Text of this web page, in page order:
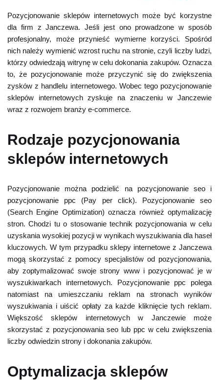
Pozycjonowanie sklepów internetowych może być korzystne
dla firm z Janczewa. Jeśli jest ono prowadzone w sposób
profesjonalny, może przynieść wymierne korzyści. Spośród
nich należy wymienić wzrost ruchu na stronie, czyli liczby ludzi,
którzy odwiedzają witrynę w celu dokonania zakupów. Oznacza
to, że pozycjonowanie może przyczynić się do zwiększenia
zysków z handlelu internetowego. Wobec tego pozycjonowanie
sklepów internetowych zyskuje na znaczeniu w Janczewie
wraz z rozwojem branży e-commerce.
Rodzaje pozycjonowania
sklepów internetowych
Pozycjonowanie można podzielić na pozycjonowanie seo i
pozycjonowanie ppc (Pay per click). Pozycjonowanie seo
(Search Engine Optimization) oznacza również optymalizację
stron. Chodzi tu o stosowanie technik pozycjonowania w celu
uzyskania wysokiej pozycji w wynikach wyszukiwania dla haseł
kluczowych. W tym przypadku sklepy internetowe z Janczewa
mogą skorzystać z pomocy specjalistów od pozycjonowania,
aby zoptymalizować swoje strony www i pozycjonować je w
wyszukiwarkach internetowych. Pozycjonowanie ppc polega
natomiast na umieszczaniu reklam na stronach wyników
wyszukiwania i uiścić opłaty za każde kliknięcie tych reklam.
Większość sklepów internetowych w Janczewie może
skorzystać z pozycjonowania seo lub ppc w celu zwiększenia
liczby odwiedzin strony i dokonania zakupów.
Optymalizacja sklepów